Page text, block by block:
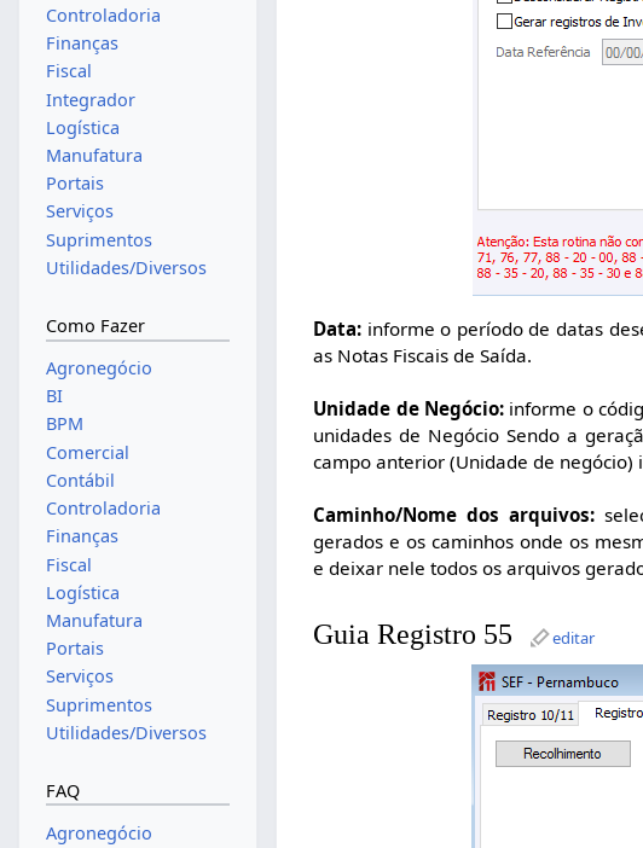
Data: informe o período de datas
as Notas Fiscais de Saída.
Unidade de Negócio: informe o
unidades de Negócio Sendo a
campo anterior (Unidade de
Caminho/Nome dos arquivos:
gerados e os caminhos onde os
e deixar nele todos os arquivos
Guia Registro 55 editar
Controladoria
Finanças
Fiscal
Integrador
Logística
Manufatura
Portais
Serviços
Suprimentos
Utilidades/Diversos
Como Fazer
Agronegócio
BI
BPM
Comercial
Contábil
Controladoria
Finanças
Fiscal
Logística
Manufatura
Portais
Serviços
Suprimentos
Utilidades/Diversos
FAQ
Agronegócio